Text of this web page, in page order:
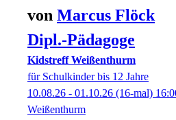
von Marcus Flöck
Dipl.-Pädagoge
Kidstreff Weißenthurm
für Schulkinder bis 12 Jahre
10.08.26 - 01.10.26 (16-mal)
Weißenthurm